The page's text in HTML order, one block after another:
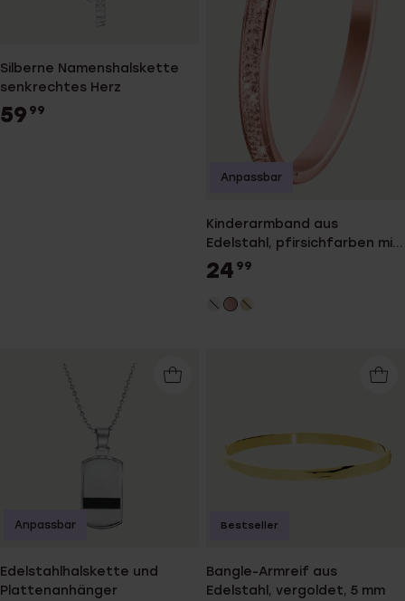
Silberne Namenshalskette
senkrechtes Herz
59 99
Kinderarmband aus
Edelstahl, pfirsichfarben mit
hellrosa Kristall
24 99
Anpassbar
Edelstahlhalskette und
Plattenanhänger
Anpassbar
Bangle-Armreif aus
Edelstahl, vergoldet, 5 mm
Bestseller